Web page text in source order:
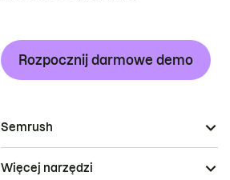
Rozpocznij darmowe demo
Semrush
Więcej narzędzi